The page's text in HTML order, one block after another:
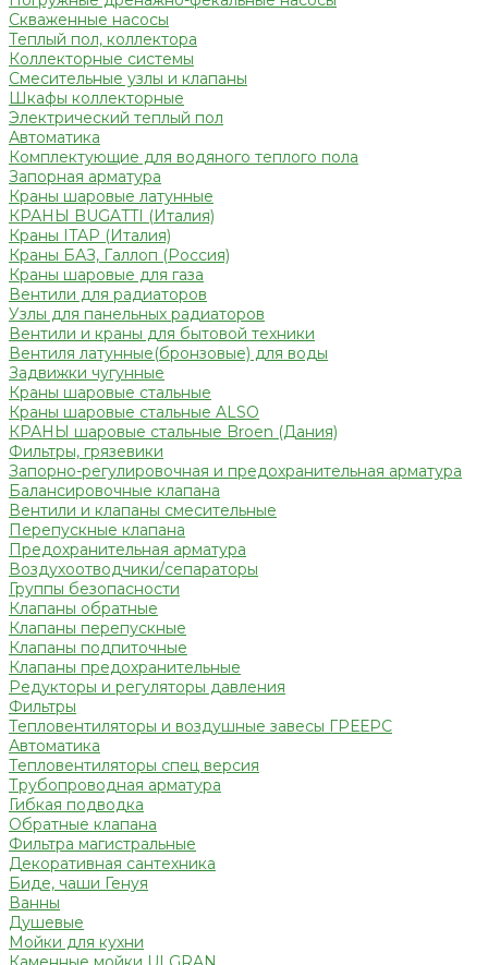
Скваженные насосы
Теплый пол, коллектора
Коллекторные системы
Смесительные узлы и клапаны
Шкафы коллекторные
Электрический теплый пол
Автоматика
Комплектующие для водяного теплого пола
Запорная арматура
Краны шаровые латунные
КРАНЫ BUGATTI (Италия)
Краны ITAP (Италия)
Краны БАЗ, Галлоп (Россия)
Краны шаровые для газа
Вентили для радиаторов
Узлы для панельных радиаторов
Вентили и краны для бытовой техники
Вентиля латунные(бронзовые) для воды
Задвижки чугунные
Краны шаровые стальные
Краны шаровые стальные ALSO
КРАНЫ шаровые стальные Broen (Дания)
Фильтры, грязевики
Запорно-регулировочная и предохранительная арматура
Балансировочные клапана
Вентили и клапаны смесительные
Перепускные клапана
Предохранительная арматура
Воздухоотводчики/сепараторы
Группы безопасности
Клапаны обратные
Клапаны перепускные
Клапаны подпиточные
Клапаны предохранительные
Редукторы и регуляторы давления
Фильтры
Тепловентиляторы и воздушные завесы ГРЕЕРС
Автоматика
Тепловентиляторы спец версия
Трубопроводная арматура
Гибкая подводка
Обратные клапана
Фильтра магистральные
Декоративная сантехника
Биде, чаши Генуя
Ванны
Душевые
Мойки для кухни